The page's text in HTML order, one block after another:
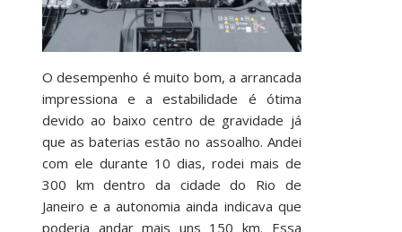
O desempenho é muito bom, a arrancada
impressiona e a estabilidade é ótima
devido ao baixo centro de gravidade já
que as baterias estão no assoalho. Andei
com ele durante 10 dias, rodei mais de
300 km dentro da cidade do Rio de
Janeiro e a autonomia ainda indicava que
poderia andar mais uns 150 km. Essa